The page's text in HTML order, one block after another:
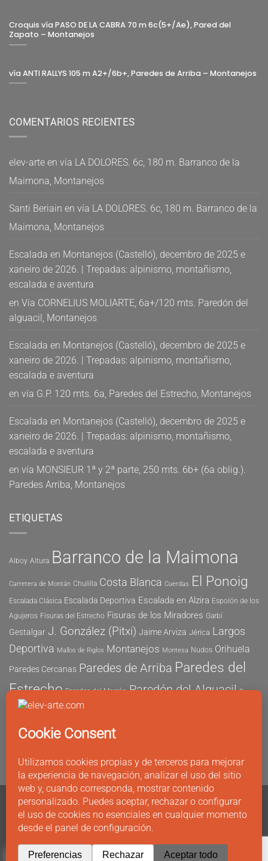
Croquis vía PASO DE LA CABRA 70 m 6c(5+/Ae), Pared del
Zapato – Montanejos
vía ANTI RALLYS 105 m A2+/6b+, Paredes de Arriba – Montanejos
COMENTARIOS RECIENTES
elev-arte en vía LA DOLORES. 6c, 180 m. Barranco de la
Maimona, Montanejos
Santi Beriain en vía LA DOLORES. 6c, 180 m. Barranco de la
Maimona, Montanejos
Escalada en Montanejos (Castelló), decembro de 2025 e
xaneiro de 2026. | Trepadas: alpinismo, montañismo,
escalada e aventura
en Vía CORNELIUS MOLIARTE, 6a+/120 mts. Paredón del
alguacil, Montanejos
Escalada en Montanejos (Castelló), decembro de 2025 e
xaneiro de 2026. | Trepadas: alpinismo, montañismo,
escalada e aventura
en vía G.P. 120 mts. 6a, Paredes del Estrecho, Montanejos
Escalada en Montanejos (Castelló), decembro de 2025 e
xaneiro de 2026. | Trepadas: alpinismo, montañismo,
escalada e aventura
en vía MONSIEUR 1ª y 2ª parte, 250 mts. 6b+ (6a oblig.).
Paredes Arriba, Montanejos
ETIQUETAS
Alboy Altura Barranco de la Maimona
Carretera de Montán Chulilla Costa Blanca Cuerdas El Ponoig
Escalada Clásica Escalada Deportiva Escalada en Alzira Espolón de los
Agujeros Fisuras del Estrecho Fisuras de los Miradores Garbí
Gestalgar J. González (Pitxi) Jaime Arviza Jérica Largos
Deportiva Mallos de Riglos Montanejos Montesa Nudos Orihuela
Paredes Cercanas Paredes de Arriba Paredes del
Estrecho Paredes del Morrón Paredón del Alguacil Pau
Vicent Peña María Peñón de Ifach
Este Sector Sur Sector Tubo Seguridad
Fuertes Álvaro Vernich
CONTACTO